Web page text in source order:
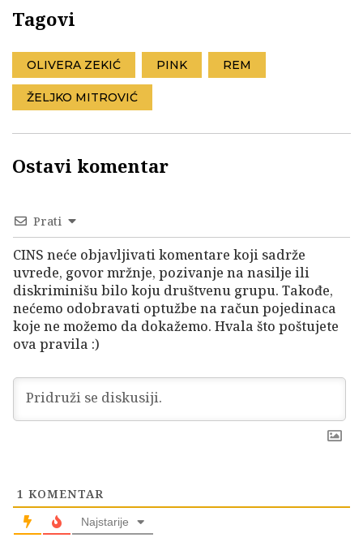
Tagovi
OLIVERA ZEKIĆ PINK REM
ŽELJKO MITROVIĆ
Ostavi komentar
Prati
CINS neće objavljivati komentare koji sadrže
uvrede, govor mržnje, pozivanje na nasilje ili
diskriminišu bilo koju društvenu grupu. Takođe,
nećemo odobravati optužbe na račun pojedinaca
koje ne možemo da dokažemo. Hvala što poštujete
ova pravila :)
1 KOMENTAR
Najstarije